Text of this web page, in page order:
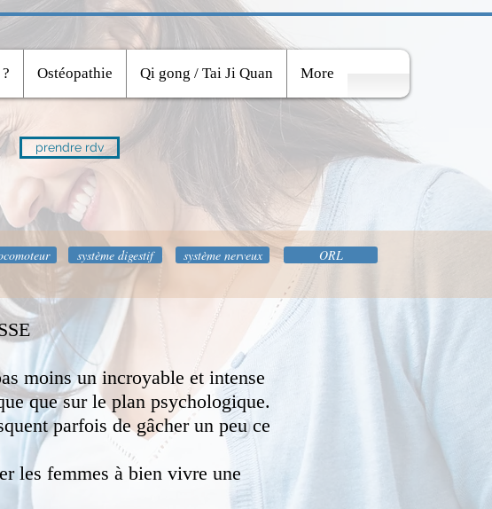
Ostéopathie Qi gong / Tai Ji Quan More
prendre rdv
moins un incroyable et intense
que sur le plan psychologique.
parfois de gâcher un peu ce
les femmes à bien vivre une
système digestif système nerveux ORL